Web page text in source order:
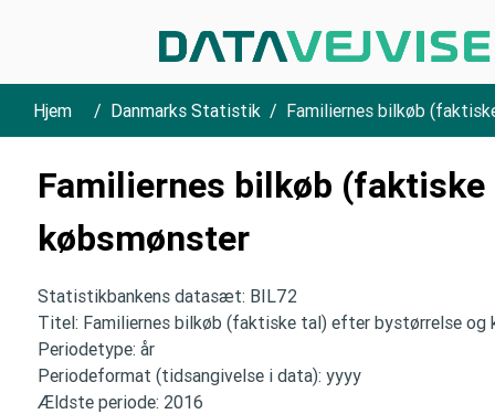
Hjem Danmarks Statistik Familiernes bilkøb
Familiernes bilkøb
købsmønster
Statistikbankens datasæt: BIL72
Titel: Familiernes bilkøb (faktiske tal) efter bystørrelse og
Periodetype: år
Periodeformat (tidsangivelse i data): yyyy
Ældste periode: 2016